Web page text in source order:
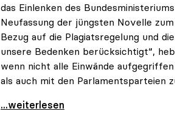
das Einlenken des
Neufassung der jüngsten Novelle
Bezug auf die Plagiatsregelung und
unsere Bedenken berücksichtigt“,
wenn nicht alle Einwände
als auch mit den Parlamentsparteien
UG-Novelle: uniko begrüsst
...weiterlesen